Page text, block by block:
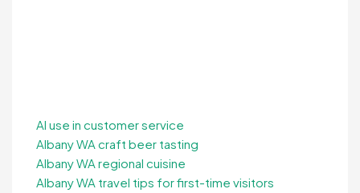
AI use in customer service
Albany WA craft beer tasting
Albany WA regional cuisine
Albany WA travel tips for first-time visitors